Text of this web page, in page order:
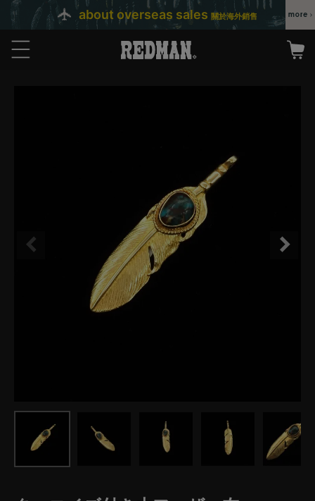
about overseas sales 關於海外銷售